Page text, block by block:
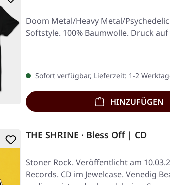
Doom Metal/Heavy Metal/
Softstyle. 100% Baumwolle. Druck
Sofort verfügbar, Lieferzeit: 1-2
HINZUFÜGEN
THE SHRINE · Bless Off | CD
Stoner Rock. Veröffentlicht am
Records. CD im Jewelcase. Venedig